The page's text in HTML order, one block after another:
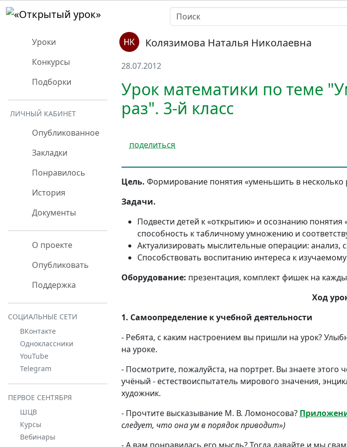
Уроки
Конкурсы
Подборки
ЛИЧНЫЙ КАБИНЕТ
Опубликованное
Закладки
Понравилось
История
Документы
О проекте
Опубликовать
Поддержка
СОЦИАЛЬНЫЕ СЕТИ
ВКонтакте
Одноклассники
YouTube
Telegram
ПЕРВОЕ СЕНТЯБРЯ
ШЦВ
Курсы
Вебинары
Колязимова Наталья Николаевна
28.07.2012
Урок математики по теме
раз". 3-й класс
поделиться
Цель. Формирование понятия «уменьшить в несколько
Задачи.
Подвести детей к «открытию» и осознанию
способность к табличному умножению и
Актуализировать мыслительные операции: анализ,
Способствовать воспитанию интереса к
Оборудование: презентация, комплект фишек на
Ход
1. Самоопределение к учебной деятельности
- Ребята, с каким настроением вы пришли на урок?
на уроке.
- Посмотрите, пожалуйста, на портрет. Вы знаете
учёный - естествоиспытатель мирового значения,
художник.
- Прочтите высказывание М. В. Ломоносова?
следует, что она ум в порядок приводит»)